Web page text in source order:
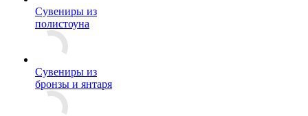
Сувениры из
полистоуна
Сувениры из
бронзы и янтаря